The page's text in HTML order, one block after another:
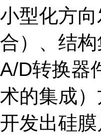
小型化方
合）、结
A/D转换器
术的集成
开发出硅